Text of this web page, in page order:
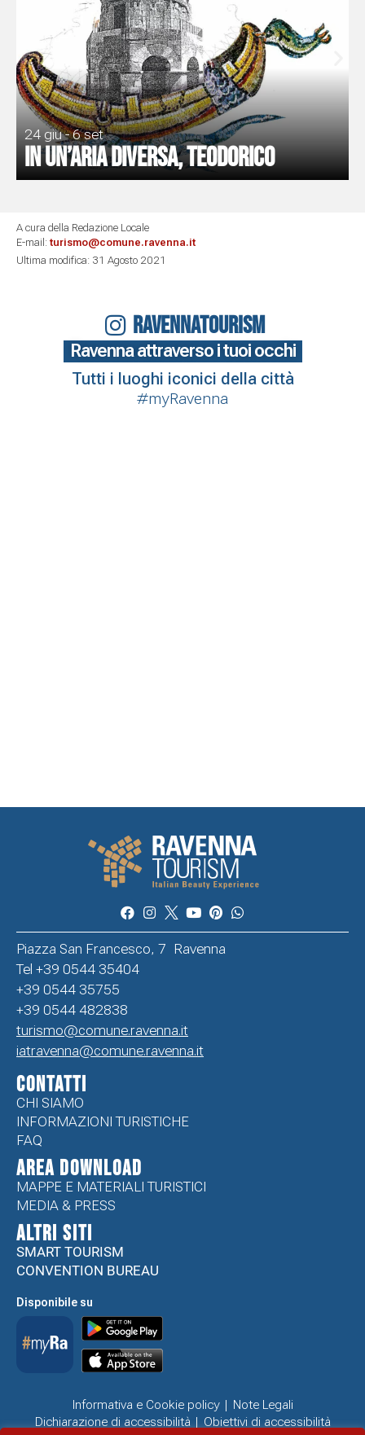
24 giu - 6 set
In un’aria diversa, Teodorico
A cura della Redazione Locale
E-mail: turismo@comune.ravenna.it
Ultima modifica: 31 Agosto 2021
RAVENNATOURISM
Ravenna attraverso i tuoi occhi
Tutti i luoghi iconici della città
#myRavenna
Piazza San Francesco, 7 Ravenna
Tel +39 0544 35404
+39 0544 35755
+39 0544 482838
turismo@comune.ravenna.it
iatravenna@comune.ravenna.it
CONTATTI
CHI SIAMO
INFORMAZIONI TURISTICHE
FAQ
Area Download
MAPPE E MATERIALI TURISTICI
MEDIA & PRESS
ALTRI SITI
SMART TOURISM
CONVENTION BUREAU
Disponibile su
Informativa e Cookie policy
Note Legali
Dichiarazione di accessibilità
Obiettivi di accessibilità